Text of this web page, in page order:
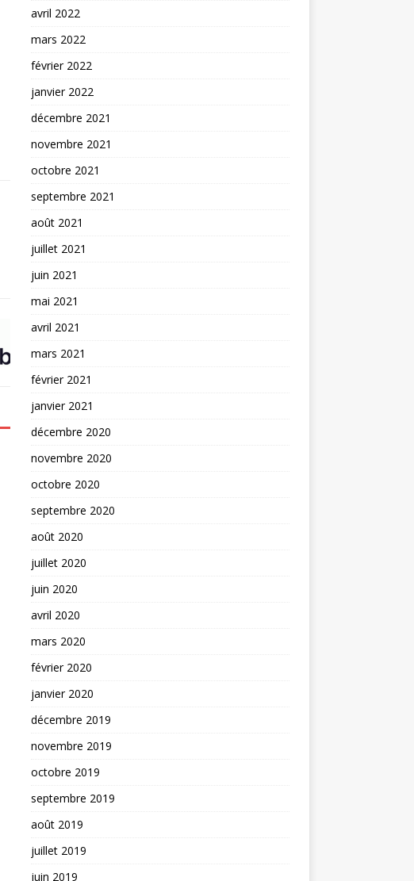
avril 2022
mars 2022
février 2022
janvier 2022
décembre 2021
novembre 2021
octobre 2021
septembre 2021
août 2021
juillet 2021
juin 2021
mai 2021
avril 2021
mars 2021
février 2021
janvier 2021
décembre 2020
novembre 2020
octobre 2020
septembre 2020
août 2020
juillet 2020
juin 2020
avril 2020
mars 2020
février 2020
janvier 2020
décembre 2019
novembre 2019
octobre 2019
septembre 2019
août 2019
juillet 2019
juin 2019